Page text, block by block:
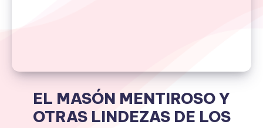
EL MASÓN MENTIROSO Y
OTRAS LINDEZAS DE LOS